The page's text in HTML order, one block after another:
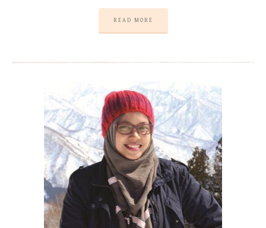
READ MORE